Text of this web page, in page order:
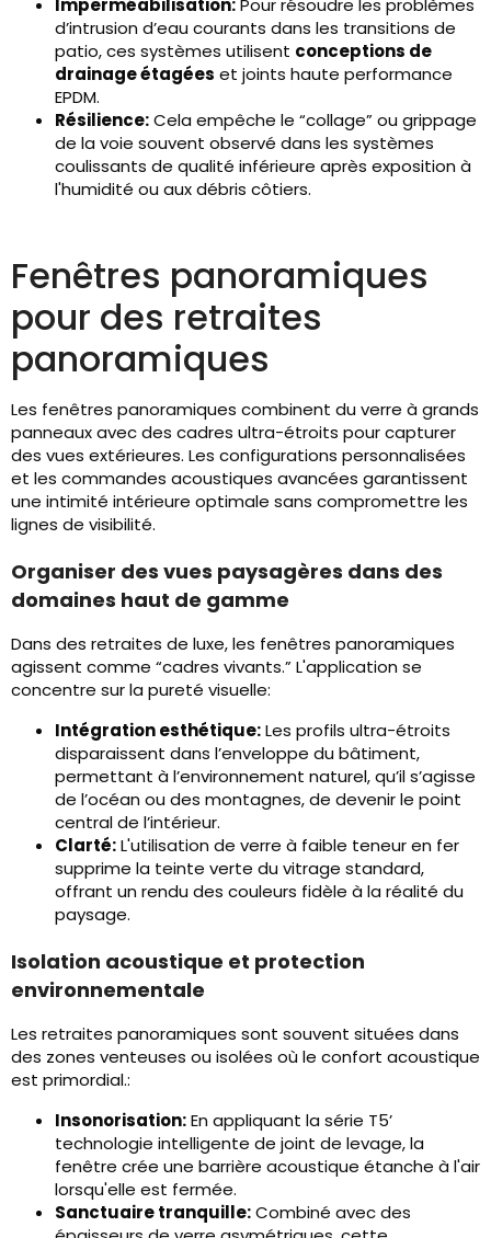
Imperméabilisation: Pour résoudre les problèmes
d’intrusion d’eau courants dans les transitions de
patio, ces systèmes utilisent conceptions de
drainage étagées et joints haute performance
EPDM.
Résilience:Cela empêche le “collage” ou grippage
de la voie souvent observé dans les systèmes
coulissants de qualité inférieure après exposition à
l'humidité ou aux débris côtiers.
Fenêtres panoramiques
pour des retraites
panoramiques
Les fenêtres panoramiques combinent du verre à grands
panneaux avec des cadres ultra-étroits pour capturer
des vues extérieures. Les configurations personnalisées
et les commandes acoustiques avancées garantissent
une intimité intérieure optimale sans compromettre les
lignes de visibilité.
Organiser des vues paysagères dans des
domaines haut de gamme
Dans des retraites de luxe, les fenêtres panoramiques
agissent comme “cadres vivants.” L'application se
concentre sur la pureté visuelle:
Intégration esthétique:Les profils ultra-étroits
disparaissent dans l’enveloppe du bâtiment,
permettant à l’environnement naturel, qu’il s’agisse
de l’océan ou des montagnes, de devenir le point
central de l’intérieur.
Clarté:L'utilisation de verre à faible teneur en fer
supprime la teinte verte du vitrage standard,
offrant un rendu des couleurs fidèle à la réalité du
paysage.
Isolation acoustique et protection
environnementale
Les retraites panoramiques sont souvent situées dans
des zones venteuses ou isolées où le confort acoustique
est primordial.:
Insonorisation:En appliquant la série T5’
technologie intelligente de joint de levage, la
fenêtre crée une barrière acoustique étanche à l'air
lorsqu'elle est fermée.
Sanctuaire tranquille:Combiné avec des